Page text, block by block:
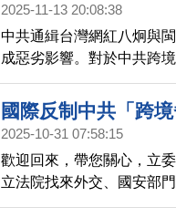
2025-11-13 20:08:38
中共通緝台灣網紅八炯與
成惡劣影響。對於中共跨
野蠻行徑，強調政府有能
際研議防範中共跨境鎮壓的
國際反制中共「跨
2025-10-31 07:58:15
歡迎回來，帶您關心，立
立法院找來外交、國安部
行徑，可能將擴及國際賽